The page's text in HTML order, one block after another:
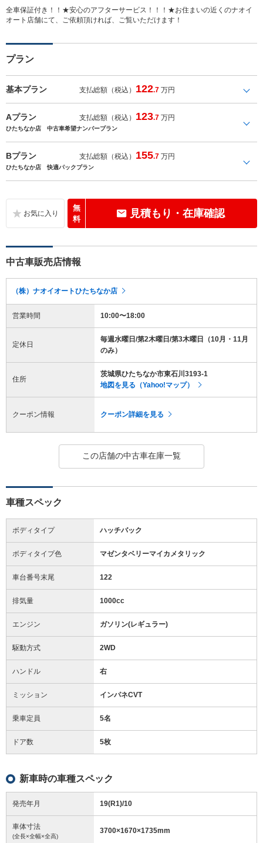
全車保証付き！！★安心のアフターサービス！！！★お住まいの近くのナオイ
オート店舗にて、ご依頼頂ければ、ご覧いただけます！
プラン
基本プラン 支払総額（税込） 122.7 万円
Aプラン 支払総額（税込） 123.7 万円
ひたちなか店 中古車希望ナンバープラン
Bプラン 支払総額（税込） 155.7 万円
ひたちなか店 快適パックプラン
無
料
見積もり・在庫確認
中古車販売店情報
（株）ナオイオートひたちなか店
営業時間 10:00〜18:00
定休日
毎週水曜日/第2木曜日/第3木曜日（10月・11月
のみ）
住所
茨城県ひたちなか市東石川3193-1
地図を見る（Yahoo!マップ）
クーポン情報 クーポン詳細を見る
この店舗の中古車在庫一覧
車種スペック
ボディタイプ ハッチバック
ボディタイプ色 マゼンタベリーマイカメタリック
車台番号末尾 122
排気量 1000cc
エンジン ガソリン(レギュラー)
駆動方式 2WD
ハンドル 右
ミッション インパネCVT
乗車定員 5名
ドア数 5枚
新車時の車種スペック
発売年月 19(R1)/10
車体寸法
(全長×全幅×全高)
3700×1670×1735mm